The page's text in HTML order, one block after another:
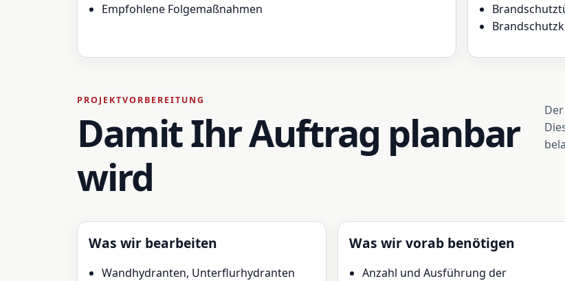
Empfohlene Folgemaßnahmen
PROJEKTVORBEREITUNG
Damit Ihr Auftrag planbar
wird
Was wir bearbeiten
Wandhydranten, Unterflurhydranten
Was wir vorab benötigen
Anzahl und Ausführung der